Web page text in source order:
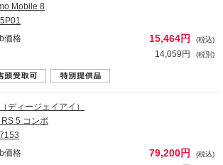
Mobile 8
価格
15,464円 (税込)
14,059円 (税別)
ディージェイアイ）
RS 5 コンボ
価格
79,200円 (税込)